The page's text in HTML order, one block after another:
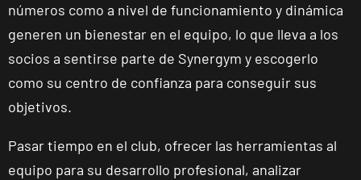
números como a nivel de funcionamiento y dinámica
generen un bienestar en el equipo, lo que lleva a los
socios a sentirse parte de Synergym y escogerlo
como su centro de confianza para conseguir sus
objetivos.
Pasar tiempo en el club, ofrecer las herramientas al
equipo para su desarrollo profesional, analizar